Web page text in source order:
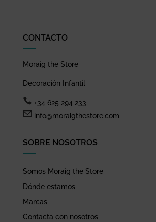
CONTACTO
Moraig the Store
Decoración Infantil
+34 625 294 233
info@moraigthestore.com
SOBRE NOSOTROS
Somos Moraig the Store
Dónde estamos
Marcas
Contacta con nosotros